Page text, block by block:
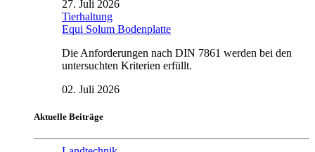
27. Juli 2026
Tierhaltung
Equi Solum Bodenplatte
Die Anforderungen nach DIN 7861 werden bei den
untersuchten Kriterien erfüllt.
02. Juli 2026
Aktuelle Beiträge